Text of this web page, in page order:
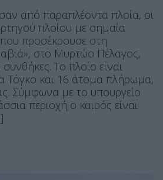
από παραπλέοντα πλοία, οι
πλοίου με σημαία
που προσέκρουσε στη
στο Μυρτώο Πέλαγος,
συνθήκες. Το πλοίο είναι
Τόγκο και 16 άτομα πλήρωμα,
Σύμφωνα με το υπουργείο
περιοχή ο καιρός είναι